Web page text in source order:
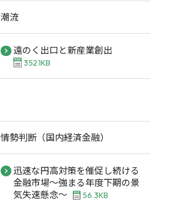
潮流
遠のく出口と新産業創出
352.1KB
情勢判断（国内経済金融）
迅速な円高対策を催促し続ける
金融市場～強まる年度下期の景
気失速懸念～
56.3KB